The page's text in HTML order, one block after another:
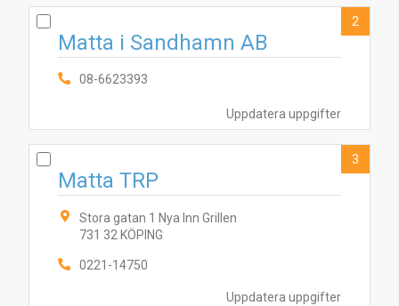
Uppdatera uppgifter
Matta i Sandhamn AB
08-6623393
2
Uppdatera uppgifter
Matta TRP
Stora gatan 1 Nya Inn Grillen
731 32 KÖPING
0221-14750
3